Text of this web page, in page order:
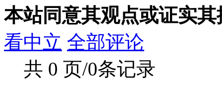
本站同意其观点或证实其
看中立 全部评论
共 0 页/0条记录